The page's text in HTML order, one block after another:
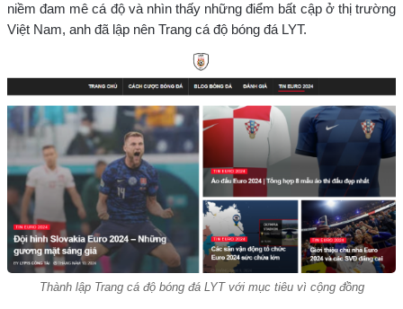
niềm đam mê cá độ và nhìn thấy những điểm bất cập ở thị trường
Việt Nam, anh đã lập nên Trang cá độ bóng đá LYT.
Thành lập Trang cá độ bóng đá LYT với mục tiêu vì cộng đồng